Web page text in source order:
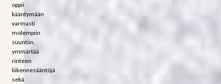
oppii
kääntymään
varmasti
molempiin
suuntiin,
ymmärtää
rinteen
liikennesääntöjä
sekä